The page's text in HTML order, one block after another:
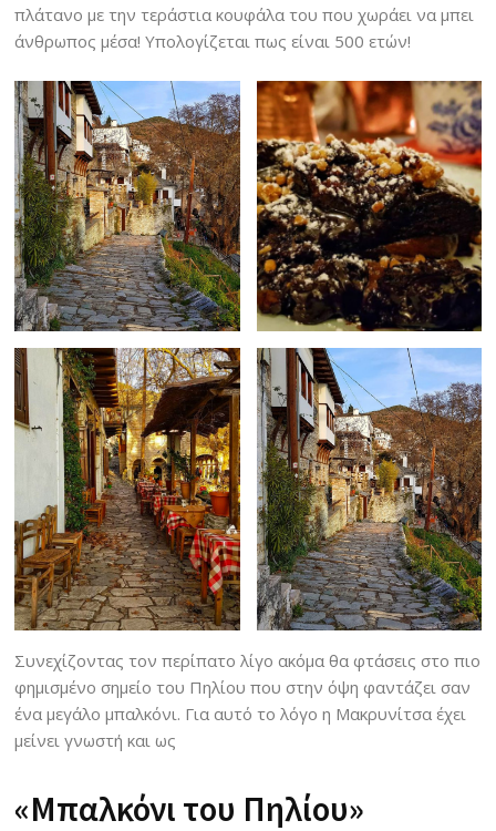
πλάτανο με την τεράστια κουφάλα του που χωράει να μπει
άνθρωπος μέσα! Υπολογίζεται πως είναι 500 ετών!
Συνεχίζοντας τον περίπατο λίγο ακόμα θα φτάσεις στο πιο
φημισμένο σημείο του Πηλίου που στην όψη φαντάζει σαν
ένα μεγάλο μπαλκόνι. Για αυτό το λόγο η Μακρυνίτσα έχει
μείνει γνωστή και ως
«Μπαλκόνι του Πηλίου»